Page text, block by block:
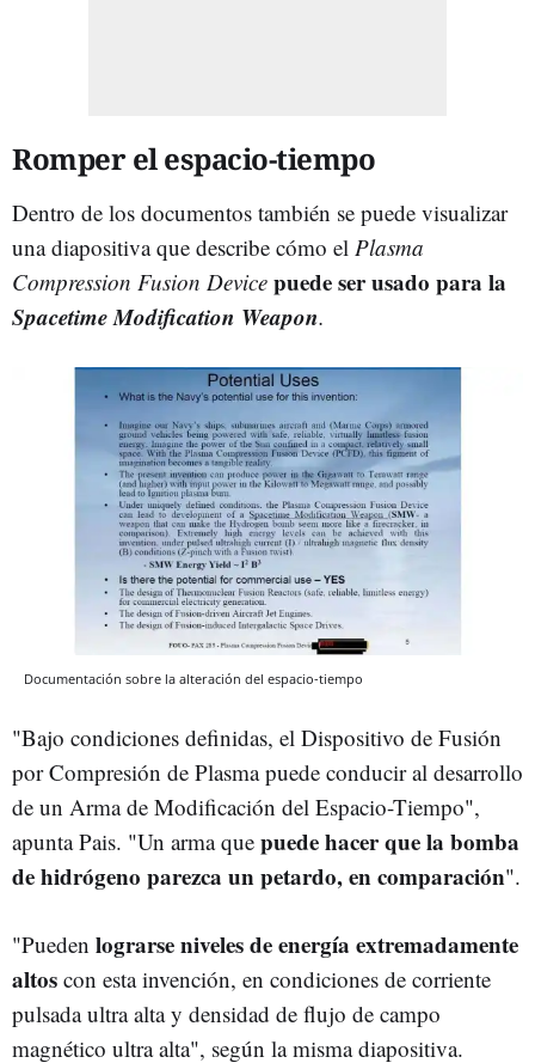
Romper el espacio-tiempo
Dentro de los documentos también se puede visualizar
una diapositiva que describe cómo el Plasma
Compression Fusion Device puede ser usado para la
Spacetime Modification Weapon.
Documentación sobre la alteración del espacio-tiempo
"Bajo condiciones definidas, el Dispositivo de Fusión
por Compresión de Plasma puede conducir al desarrollo
de un Arma de Modificación del Espacio-Tiempo",
apunta Pais. "Un arma que puede hacer que la bomba
de hidrógeno parezca un petardo, en comparación".
"Pueden lograrse niveles de energía extremadamente
altos con esta invención, en condiciones de corriente
pulsada ultra alta y densidad de flujo de campo
magnético ultra alta", según la misma diapositiva.